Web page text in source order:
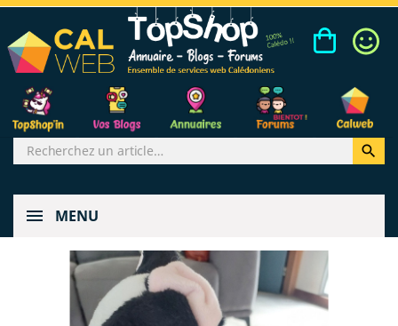

MENU